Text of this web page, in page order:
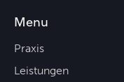
Menu
Praxis
Leistungen